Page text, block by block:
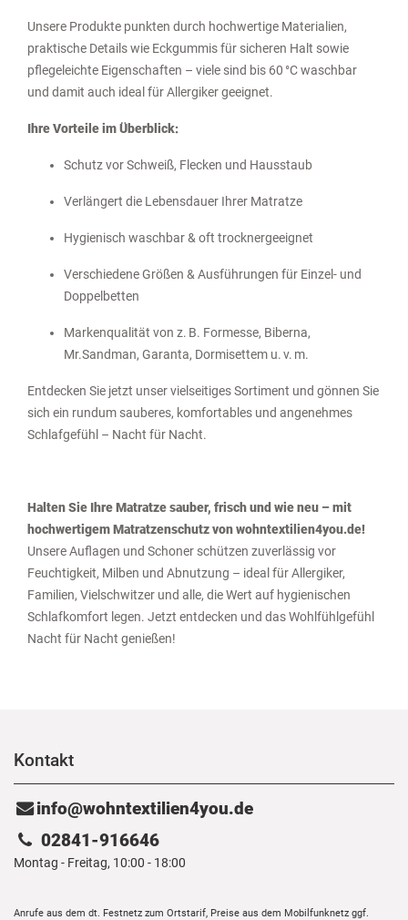
Unsere Produkte punkten durch hochwertige Materialien,
praktische Details wie Eckgummis für sicheren Halt sowie
pflegeleichte Eigenschaften – viele sind bis 60 °C waschbar
und damit auch ideal für Allergiker geeignet.
Ihre Vorteile im Überblick:
Schutz vor Schweiß, Flecken und Hausstaub
Verlängert die Lebensdauer Ihrer Matratze
Hygienisch waschbar & oft trocknergeeignet
Verschiedene Größen & Ausführungen für Einzel- und
Doppelbetten
Markenqualität von z. B. Formesse, Biberna,
Mr.Sandman, Garanta, Dormisettem u. v. m.
Entdecken Sie jetzt unser vielseitiges Sortiment und gönnen Sie
sich ein rundum sauberes, komfortables und angenehmes
Schlafgefühl – Nacht für Nacht.
Halten Sie Ihre Matratze sauber, frisch und wie neu – mit
hochwertigem Matratzenschutz von wohntextilien4you.de!
Unsere Auflagen und Schoner schützen zuverlässig vor
Feuchtigkeit, Milben und Abnutzung – ideal für Allergiker,
Familien, Vielschwitzer und alle, die Wert auf hygienischen
Schlafkomfort legen. Jetzt entdecken und das Wohlfühlgefühl
Nacht für Nacht genießen!
Kontakt
info@wohntextilien4you.de
02841-916646
Montag - Freitag, 10:00 - 18:00
Anrufe aus dem dt. Festnetz zum Ortstarif, Preise aus dem Mobilfunknetz ggf.